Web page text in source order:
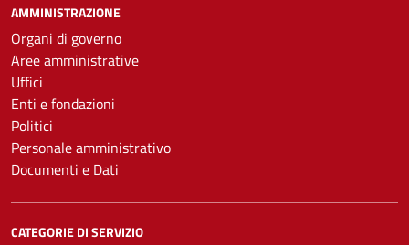
AMMINISTRAZIONE
Organi di governo
Aree amministrative
Uffici
Enti e fondazioni
Politici
Personale amministrativo
Documenti e Dati
CATEGORIE DI SERVIZIO